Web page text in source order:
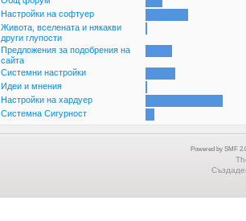
Настройки на софтуер
Живота, вселената и някакви
други глупости
Предложения за подобрения на
сайта
Системни настройки
Идеи и мнения
Настройки на хардуер
Системна Сигурност
Powered by SMF